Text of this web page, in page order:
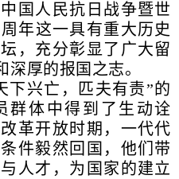
国人民抗日战争暨世
年这一具有重大历史
，充分彰显了广大留
厚的报国之志。
下兴亡，匹夫有责”的
群体中得到了生动诠
革开放时期，一代代
件毅然回国，他们带
人才，为国家的建立